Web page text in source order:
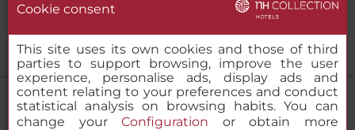
Cookie consent
This site uses its own cookies and those of third
parties to support browsing, improve the user
experience, personalise ads, display ads and
content relating to your preferences and conduct
statistical analysis on browsing habits. You can
change yourConfiguration or obtain more